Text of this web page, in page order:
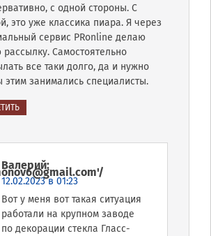
с одной стороны. С
это уже классика пиара. Я через
сервис PRonline делаю
рассылку. Самостоятельно
все таки долго, да и нужно
этим занимались специалисты.
Валерий:
12.02.2023 в 01:23
Вот у меня вот такая ситуация
работали на крупном заводе
по декорации стекла Гласс-